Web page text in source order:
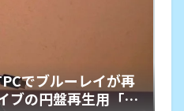
でブルーレイが再
ブの円盤再生用「艦